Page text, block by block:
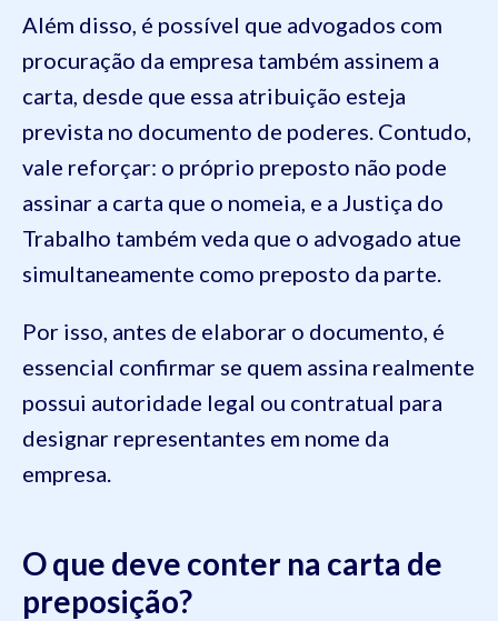
Além disso, é possível que advogados com
procuração da empresa também assinem a
carta, desde que essa atribuição esteja
prevista no documento de poderes. Contudo,
vale reforçar: o próprio preposto não pode
assinar a carta que o nomeia, e a Justiça do
Trabalho também veda que o advogado atue
simultaneamente como preposto da parte.
Por isso, antes de elaborar o documento, é
essencial confirmar se quem assina realmente
possui autoridade legal ou contratual para
designar representantes em nome da
empresa.
O que deve conter na carta de
preposição?